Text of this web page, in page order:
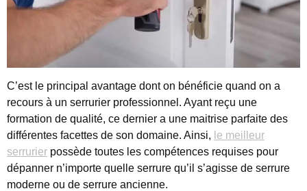
C’est le principal avantage dont on bénéficie quand on a
recours à un serrurier professionnel. Ayant reçu une
formation de qualité, ce dernier a une maitrise parfaite des
différentes facettes de son domaine. Ainsi, le meilleur
serrurier possède toutes les compétences requises pour
dépanner n’importe quelle serrure qu’il s’agisse de serrure
moderne ou de serrure ancienne.